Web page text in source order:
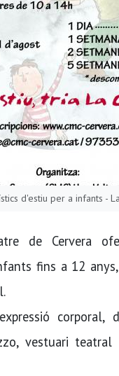
d'estiu per a infants -
de Cervera
fins a 12
corporal,
vestuari teatral